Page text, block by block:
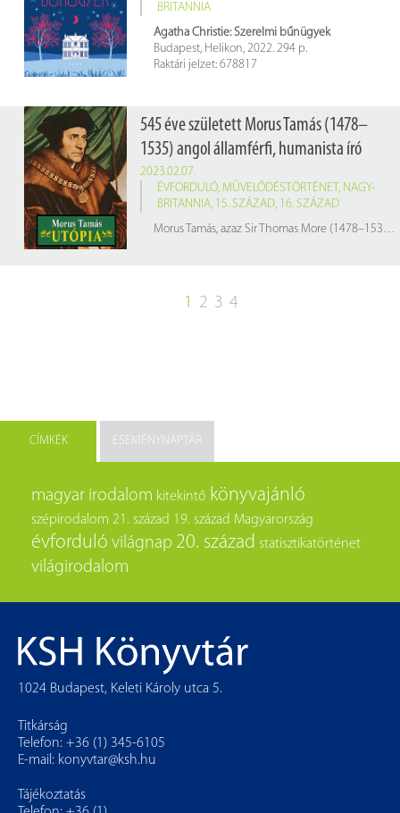
BRITANNIA
Agatha Christie: Szerelmi bűnügyek
Budapest, Helikon, 2022. 294 p.
Raktári jelzet: 678817
545 éve született Morus Tamás (1478–
1535) angol államférfi, humanista író
2023.02.07.
ÉVFORDULÓ, MŰVELŐDÉSTÖRTÉNET, NAGY-
BRITANNIA, 15. SZÁZAD, 16. SZÁZAD
Morus Tamás, azaz Sir Thomas More (1478–1535) angol filozófus, reneszánsz humanista, író, az ügyvédek védőszentje, a katolikus egyház mártírja és szentje
1 2 3 4
CÍMKÉK ESEMÉNYNAPTÁR
magyar irodalom kitekintő könyvajánló
szépirodalom 21. század 19. század Magyarország
évforduló világnap 20. század statisztikatörténet
világirodalom
1024 Budapest, Keleti Károly utca 5.
Titkárság
Telefon: +36 (1) 345-6105
E-mail: konyvtar@ksh.hu
Tájékoztatás